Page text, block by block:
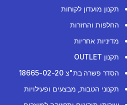
תקנון מועדון לקוחות
החלפות והחזרות
מדיניות אחריות
תקנון OUTLET
הסדר פשרה בת"צ 18665-02-20
תקנוני הטבות, מבצעים ופעילויות